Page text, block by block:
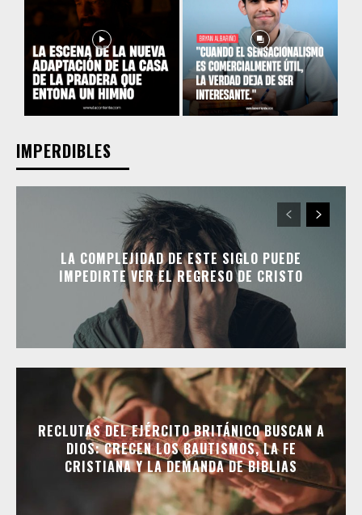
IMPERDIBLES
LA COMPLEJIDAD DE ESTE SIGLO PUEDE
IMPEDIRTE VER EL REGRESO DE CRISTO
RECLUTAS DEL EJÉRCITO BRITÁNICO BUSCAN A
DIOS: CRECEN LOS BAUTISMOS, LA FE
CRISTIANA Y LA DEMANDA DE BIBLIAS